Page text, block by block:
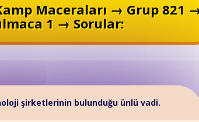
Maceraları → Grup 821
1 → Sorular:
şirketlerinin bulunduğu ünlü vadi.